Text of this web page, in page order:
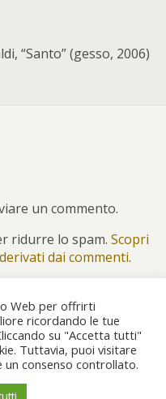
“Santo” (gesso, 2006)
un commento.
ridurre lo spam. Scopri
dai commenti.
Pc Desktop
Web per offrirti
ricordando le tue
su "Accetta tutti"
Tuttavia, puoi visitare
consenso controllato.